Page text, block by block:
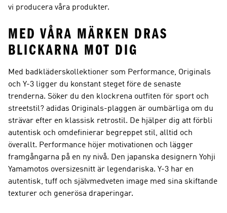
vi producera våra produkter.
MED VÅRA MÄRKEN DRAS
BLICKARNA MOT DIG
Med badkläderskollektioner som Performance, Originals
och Y-3 ligger du konstant steget före de senaste
trenderna. Söker du den klockrena outfiten för sport och
streetstil? adidas Originals-plaggen är oumbärliga om du
strävar efter en klassisk retrostil. De hjälper dig att förbli
autentisk och omdefinierar begreppet stil, alltid och
överallt. Performance höjer motivationen och lägger
framgångarna på en ny nivå. Den japanska designern Yohji
Yamamotos oversizesnitt är legendariska. Y-3 har en
autentisk, tuff och självmedveten image med sina skiftande
texturer och generösa draperingar.